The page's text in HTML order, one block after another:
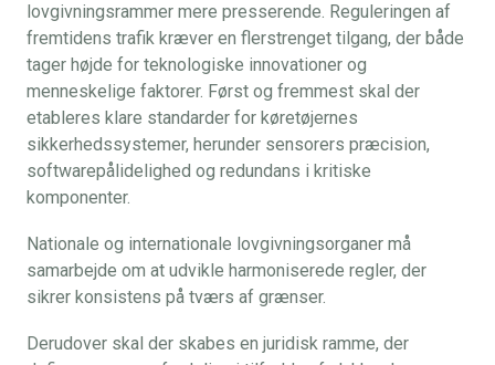
lovgivningsrammer mere presserende. Reguleringen af
fremtidens trafik kræver en flerstrenget tilgang, der både
tager højde for teknologiske innovationer og
menneskelige faktorer. Først og fremmest skal der
etableres klare standarder for køretøjernes
sikkerhedssystemer, herunder sensorers præcision,
softwarepålidelighed og redundans i kritiske
komponenter.
Nationale og internationale lovgivningsorganer må
samarbejde om at udvikle harmoniserede regler, der
sikrer konsistens på tværs af grænser.
Derudover skal der skabes en juridisk ramme, der